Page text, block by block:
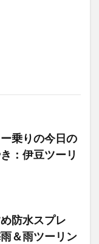
乗りの今日の
：伊豆ツーリ
防水スプレ
＆雨ツーリン